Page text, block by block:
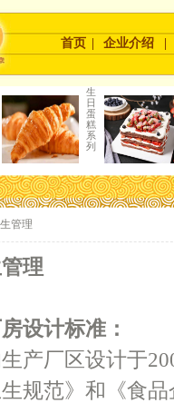
首页 企业介绍
生
日
蛋
糕
系
列
管理
理
设计标准：
产厂区设计于
生规范》和《食